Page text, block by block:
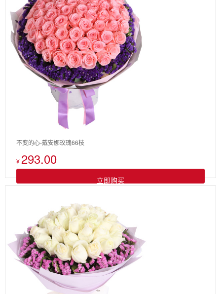
不变的心-戴安娜玫瑰66枝
¥293.00
立即购买